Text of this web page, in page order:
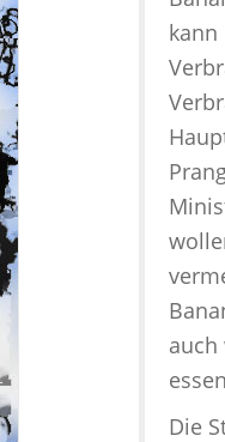
kann
Die